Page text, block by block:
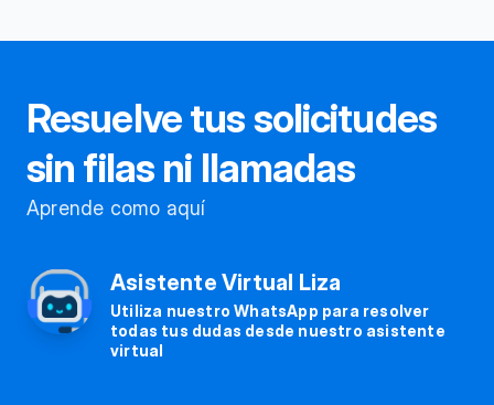
Resuelve tus solicitudes
sin filas ni llamadas
Aprende como aquí
Asistente Virtual Liza
Utiliza nuestro WhatsApp para resolver
todas tus dudas desde nuestro asistente
virtual